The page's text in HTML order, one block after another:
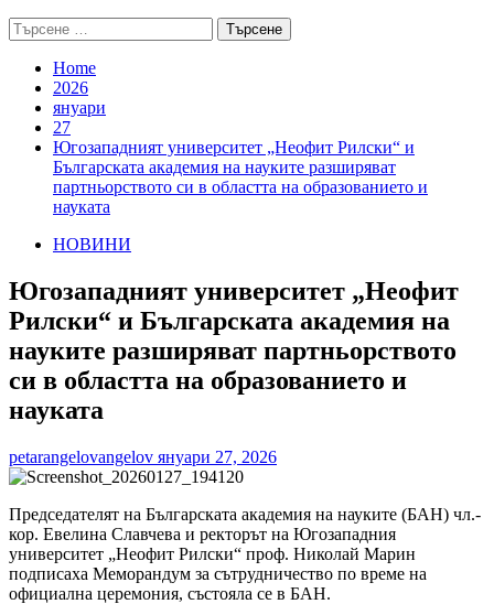
Търсене
за:
Home
2026
януари
27
Югозападният университет „Неофит Рилски“ и
Българската академия на науките разширяват
партньорството си в областта на образованието и
науката
НОВИНИ
Югозападният университет „Неофит
Рилски“ и Българската академия на
науките разширяват партньорството
си в областта на образованието и
науката
petarangelovangelov януари 27, 2026
Председателят на Българската академия на науките (БАН) чл.-
кор. Евелина Славчева и ректорът на Югозападния
университет „Неофит Рилски“ проф. Николай Марин
подписаха Меморандум за сътрудничество по време на
официална церемония, състояла се в БАН.